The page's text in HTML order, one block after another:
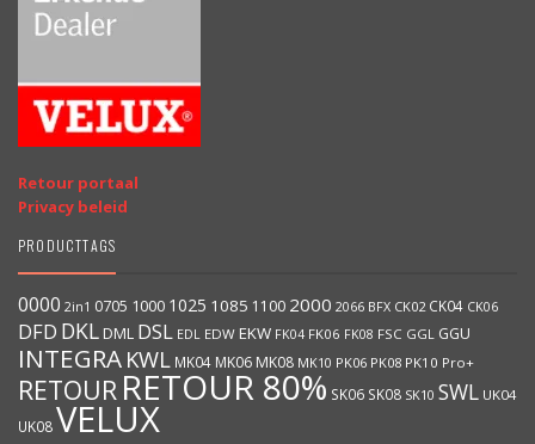
Retour portaal
Privacy beleid
PRODUCTTAGS
0000 2in1 0705 1000 1025 1085 1100 2000 2066 BFX CK02 CK04 CK06
DFD DKL DML DSL EDL EDW EKW FK04 FK06 FK08 FSC GGL GGU
INTEGRA KWL MK04 MK06 MK08 MK10 PK06 PK08 PK10 Pro+
RETOUR RETOUR 80% SK06 SK08 SK10 SWL UK04
UK08VELUX